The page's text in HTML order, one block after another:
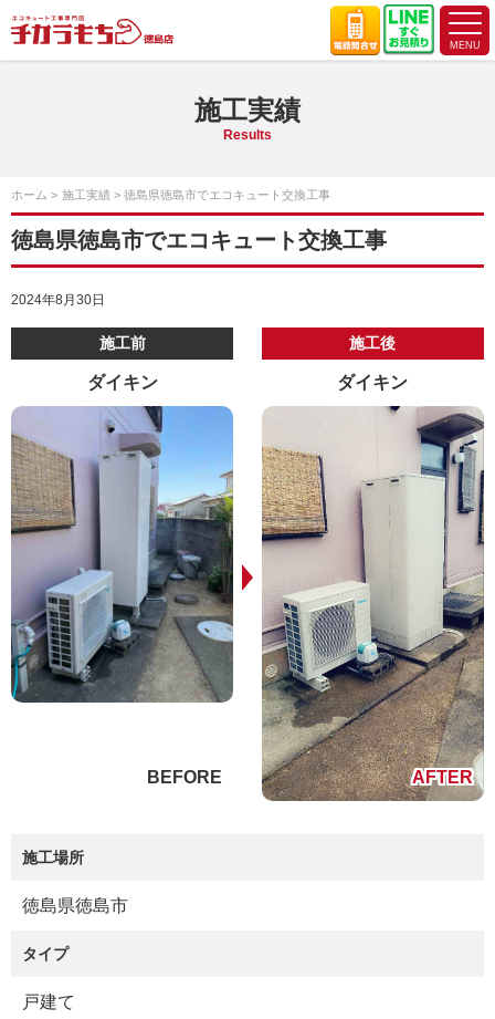
施工実績
Results
ホーム 施工実績 徳島県徳島市でエコキュート交換工事
徳島県徳島市でエコキュート交換工事
2024年8月30日
施工前
ダイキン
施工後
ダイキン
施工場所
徳島県徳島市
タイプ
戸建て